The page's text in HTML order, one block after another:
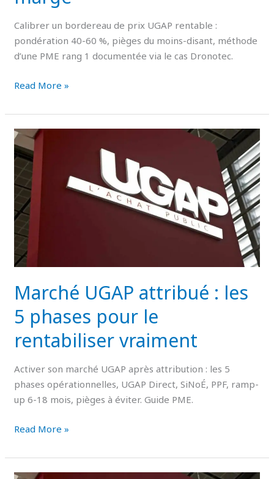
Calibrer un bordereau de prix UGAP rentable :
pondération 40-60 %, pièges du moins-disant, méthode
d’une PME rang 1 documentée via le cas Dronotec.
Read More »
Marché UGAP attribué : les
5 phases pour le
rentabiliser vraiment
Activer son marché UGAP après attribution : les 5
phases opérationnelles, UGAP Direct, SiNoÉ, PPF, ramp-
up 6-18 mois, pièges à éviter. Guide PME.
Marché
UGAP
attribué
:
les
5
phases
pour
le
vraiment
Read More »